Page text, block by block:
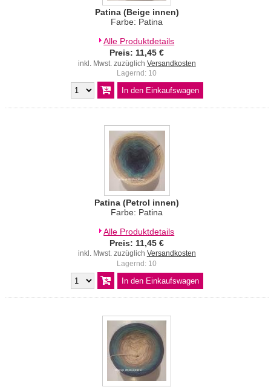
Patina (Beige innen)
Farbe: Patina
Alle Produktdetails
Preis: 11,45 €
inkl. Mwst. zuzüglich Versandkosten
Lagernd: 10
Patina (Petrol innen)
Farbe: Patina
Alle Produktdetails
Preis: 11,45 €
inkl. Mwst. zuzüglich Versandkosten
Lagernd: 10